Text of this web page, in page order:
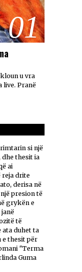
01
u vra
live. Pranë
si një
dhe thesit ia
ai
reja drite
derisa në
presion të
grykën e
të
ata duhet ta
thesit për
"Terma
Guma